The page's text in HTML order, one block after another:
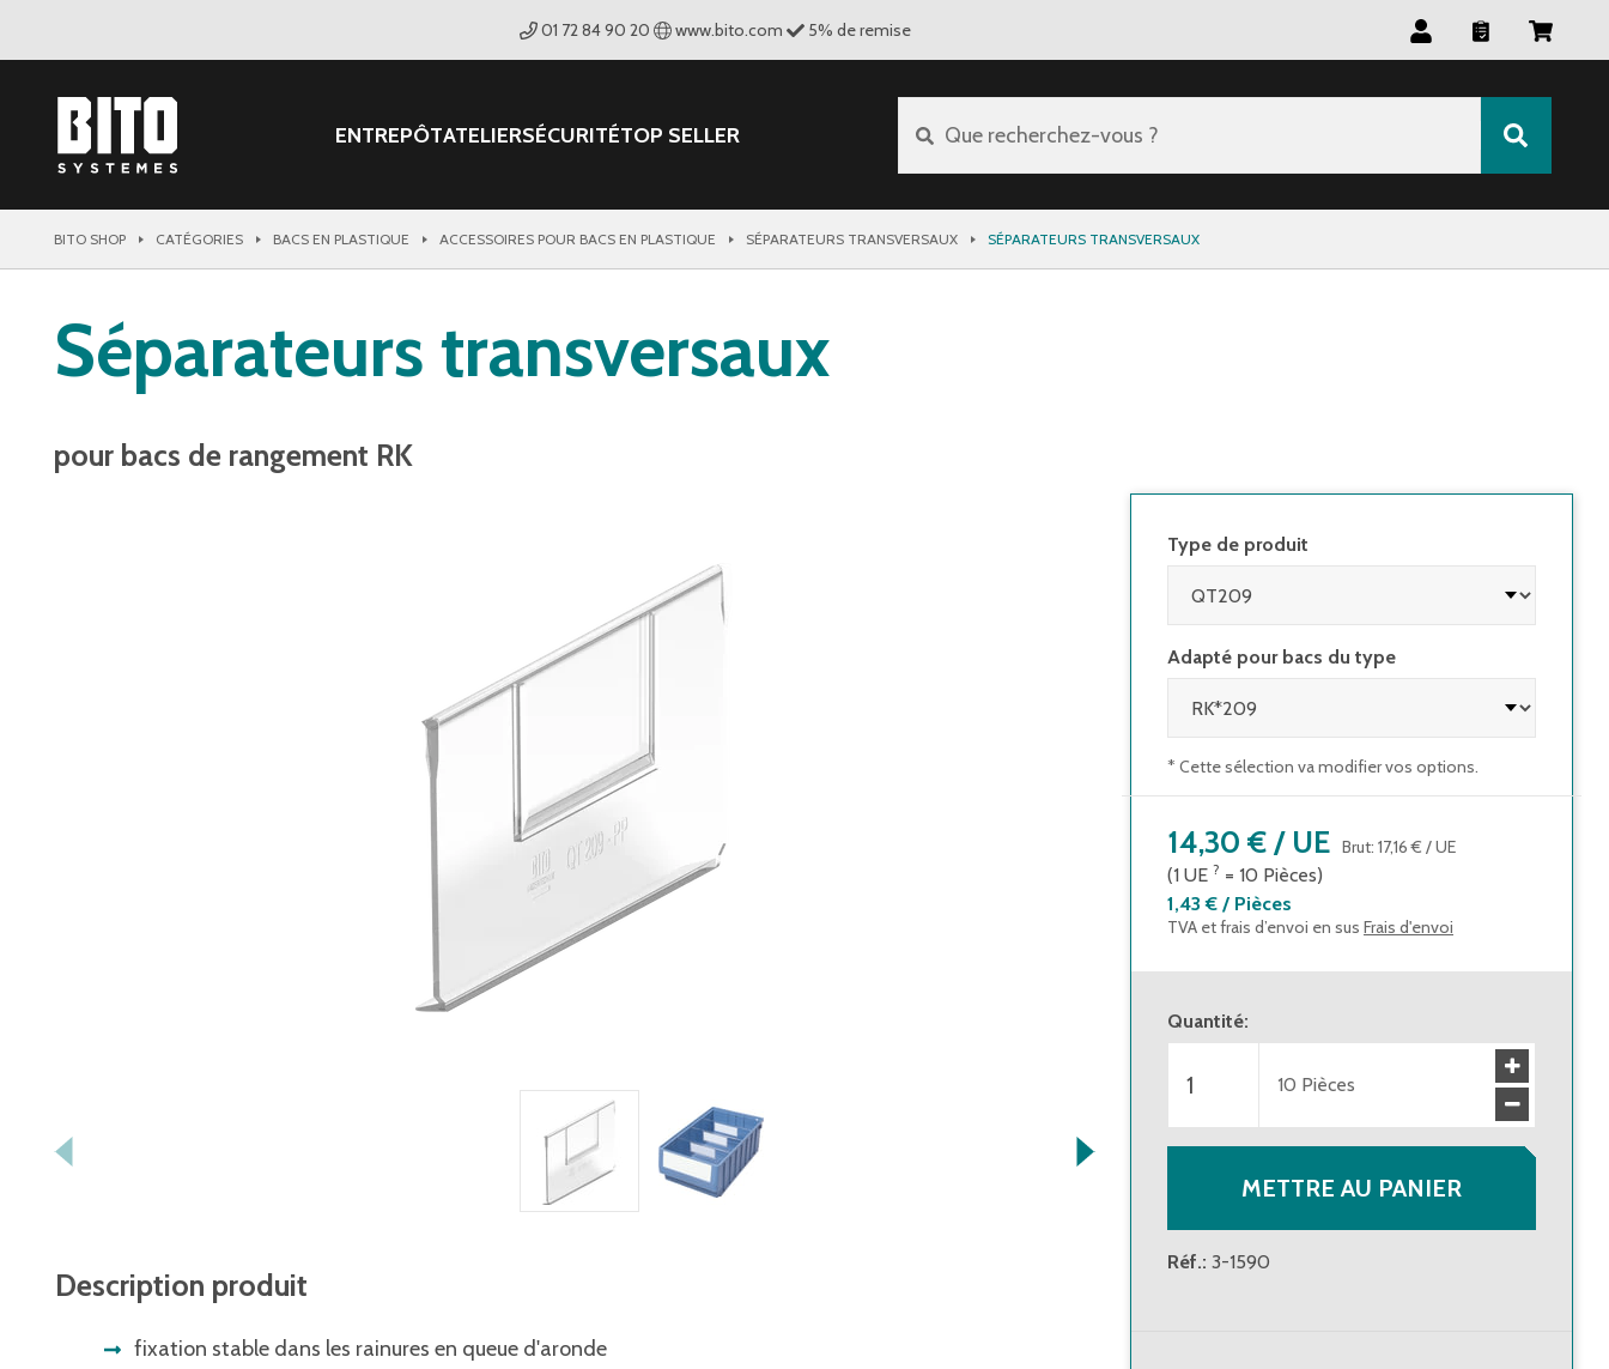
01 72 84 90 20 www.bito.com 5% de remise
ENTREPÔTATELIERSÉCURITÉTOP SELLER Que recherchez-vous ?
BITO SHOP CATÉGORIES BACS EN PLASTIQUE ACCESSOIRES POUR BACS EN PLASTIQUE SÉPARATEURS TRANSVERSAUX SÉPARATEURS TRANSVERSAUX
Séparateurs transversaux
pour bacs de rangement RK
Description produit
fixation stable dans les rainures en queue d'aronde
Type de produit
Adapté pour bacs du type
* Cette sélection va modifier vos options.
14,30 € / UE Brut: 17,16 € /UE
(1 UE ? = 10 Pièces)
1,43 € / Pièces
TVA et frais d’envoi en sus Frais d'envoi
Quantité:
10 Pièces
METTRE AU PANIER
Réf.: 3-1590